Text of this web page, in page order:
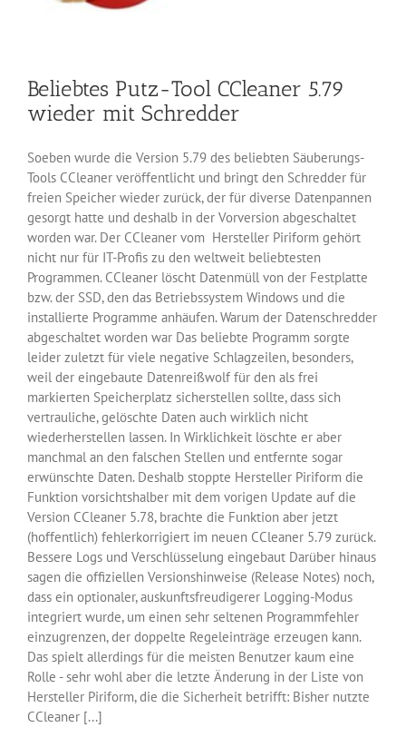
Beliebtes Putz-Tool CCleaner 5.79
wieder mit Schredder
Soeben wurde die Version 5.79 des beliebten Säuberungs-
Tools CCleaner veröffentlicht und bringt den Schredder für
freien Speicher wieder zurück, der für diverse Datenpannen
gesorgt hatte und deshalb in der Vorversion abgeschaltet
worden war. Der CCleaner vom Hersteller Piriform gehört
nicht nur für IT-Profis zu den weltweit beliebtesten
Programmen. CCleaner löscht Datenmüll von der Festplatte
bzw. der SSD, den das Betriebssystem Windows und die
installierte Programme anhäufen. Warum der Datenschredder
abgeschaltet worden war Das beliebte Programm sorgte
leider zuletzt für viele negative Schlagzeilen, besonders,
weil der eingebaute Datenreißwolf für den als frei
markierten Speicherplatz sicherstellen sollte, dass sich
vertrauliche, gelöschte Daten auch wirklich nicht
wiederherstellen lassen. In Wirklichkeit löschte er aber
manchmal an den falschen Stellen und entfernte sogar
erwünschte Daten. Deshalb stoppte Hersteller Piriform die
Funktion vorsichtshalber mit dem vorigen Update auf die
Version CCleaner 5.78, brachte die Funktion aber jetzt
(hoffentlich) fehlerkorrigiert im neuen CCleaner 5.79 zurück.
Bessere Logs und Verschlüsselung eingebaut Darüber hinaus
sagen die offiziellen Versionshinweise (Release Notes) noch,
dass ein optionaler, auskunftsfreudigerer Logging-Modus
integriert wurde, um einen sehr seltenen Programmfehler
einzugrenzen, der doppelte Regeleinträge erzeugen kann.
Das spielt allerdings für die meisten Benutzer kaum eine
Rolle - sehr wohl aber die letzte Änderung in der Liste von
Hersteller Piriform, die die Sicherheit betrifft: Bisher nutzte
CCleaner [...]